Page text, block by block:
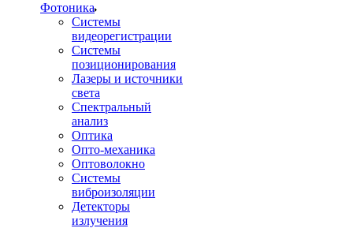
Фотоника
Cистемы
видеорегистрации
Системы
позиционирования
Лазеры и источники
света
Спектральный
анализ
Оптика
Опто-механика
Оптоволокно
Системы
виброизоляции
Детекторы
излучения